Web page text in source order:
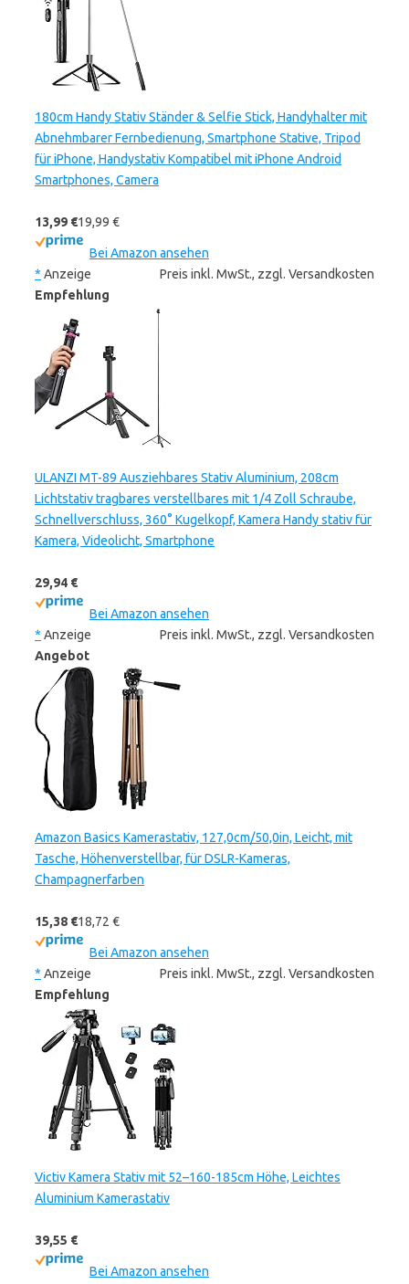
180cm Handy Stativ Ständer & Selfie Stick, Handyhalter mit
Abnehmbarer Fernbedienung, Smartphone Stative, Tripod
für iPhone, Handystativ Kompatibel mit iPhone Android
Smartphones, Camera
13,99 €19,99 €
Bei Amazon ansehen
* Anzeige
Preis inkl. MwSt., zzgl. Versandkosten
Empfehlung
ULANZI MT-89 Ausziehbares Stativ Aluminium, 208cm
Lichtstativ tragbares verstellbares mit 1/4 Zoll Schraube,
Schnellverschluss, 360° Kugelkopf, Kamera Handy stativ für
Kamera, Videolicht, Smartphone
29,94 €
Bei Amazon ansehen
* Anzeige
Preis inkl. MwSt., zzgl. Versandkosten
Angebot
Amazon Basics Kamerastativ, 127,0cm/50,0in, Leicht, mit
Tasche, Höhenverstellbar, für DSLR-Kameras,
Champagnerfarben
15,38 €18,72 €
Bei Amazon ansehen
* Anzeige
Preis inkl. MwSt., zzgl. Versandkosten
Empfehlung
Victiv Kamera Stativ mit 52–160-185cm Höhe, Leichtes
Aluminium Kamerastativ
39,55 €
Bei Amazon ansehen